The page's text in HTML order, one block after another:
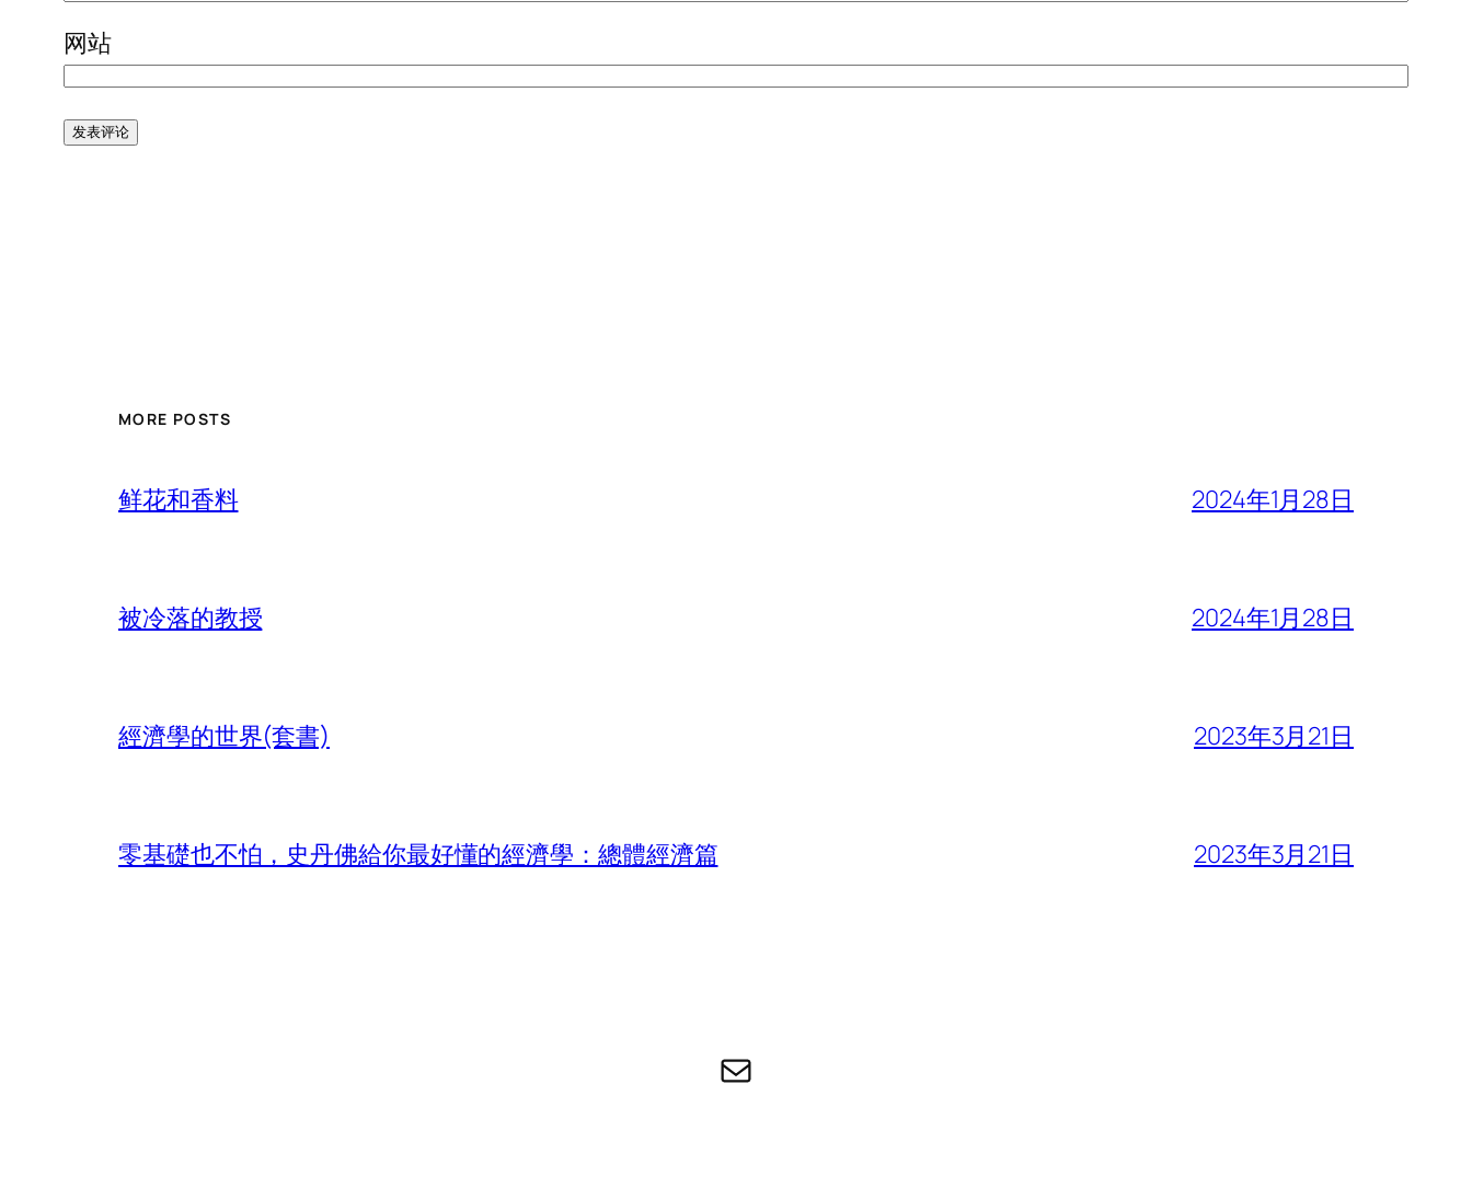
网站
MORE POSTS
鲜花和香料 2024年1月28日
被冷落的教授 2024年1月28日
經濟學的世界(套書) 2023年3月21日
零基礎也不怕，史丹佛給你最好懂的經濟學：總體經濟篇 2023年3月21日
电子邮件